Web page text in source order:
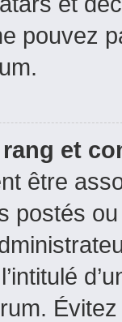
pouvez
rang et
être
postés